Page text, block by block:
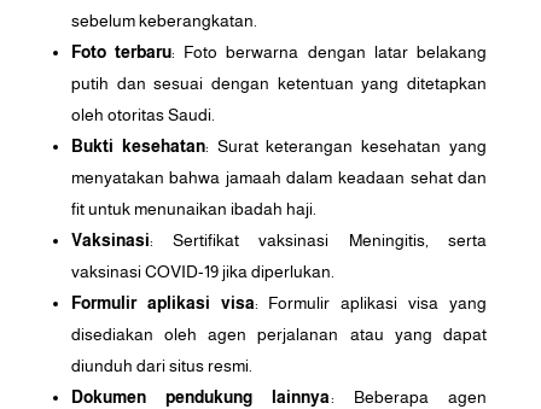
sebelum keberangkatan.
Foto terbaru: Foto berwarna dengan latar belakang
putih dan sesuai dengan ketentuan yang ditetapkan
oleh otoritas Saudi.
Bukti kesehatan: Surat keterangan kesehatan yang
menyatakan bahwa jamaah dalam keadaan sehat dan
fit untuk menunaikan ibadah haji.
Vaksinasi: Sertifikat vaksinasi Meningitis, serta
vaksinasi COVID-19 jika diperlukan.
Formulir aplikasi visa: Formulir aplikasi visa yang
disediakan oleh agen perjalanan atau yang dapat
diunduh dari situs resmi.
Dokumen pendukung lainnya: Beberapa agen